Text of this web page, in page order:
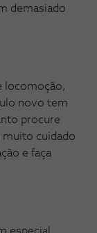
demasiado
locomoção,
novo tem
procure
muito cuidado
e faça